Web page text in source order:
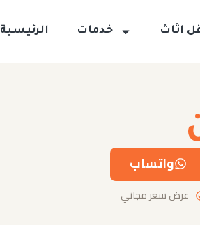
الرئيسية خدمات اثاث
واتساب
عرض سعر مجاني